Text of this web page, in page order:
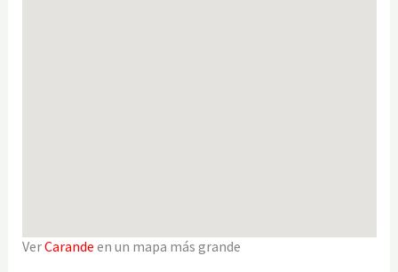
VerCarande en un mapa más grande